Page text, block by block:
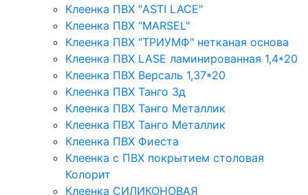
Клеенка ПВХ "ASTI LACE"
Клеенка ПВХ "MARSEL"
Клеенка ПВХ "ТРИУМФ" нетканая основа
Клеенка ПВХ LASE ламинированная 1,4*20
Клеенка ПВХ Версаль 1,37*20
Клеенка ПВХ Танго 3д
Клеенка ПВХ Танго Металлик
Клеенка ПВХ Танго Металлик
Клеенка ПВХ Фиеста
Клеенка с ПВХ покрытием столовая
Колорит
Клеенка СИЛИКОНОВАЯ